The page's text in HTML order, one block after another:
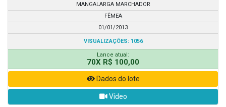
MANGALARGA MARCHADOR
FÊMEA
01/01/2013
VISUALIZAÇÕES: 1056
Lance atual:
70X R$ 100,00
Dados do lote
Vídeo